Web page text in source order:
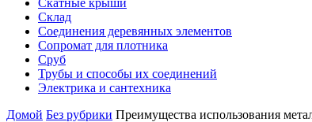
Скатные крыши
Склад
Соединения деревянных элементов
Сопромат для плотника
Сруб
Трубы и способы их соединений
Электрика и сантехника
Домой Без рубрики Преимущества использования